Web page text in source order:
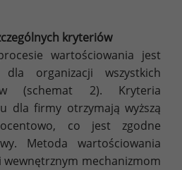
kryteriów
wartościowania jest
organizacji wszystkich
(schemat 2). Kryteria
dla firmy otrzymają wyższą
co jest zgodne
Metoda wartościowania
wewnętrznym mechanizmom